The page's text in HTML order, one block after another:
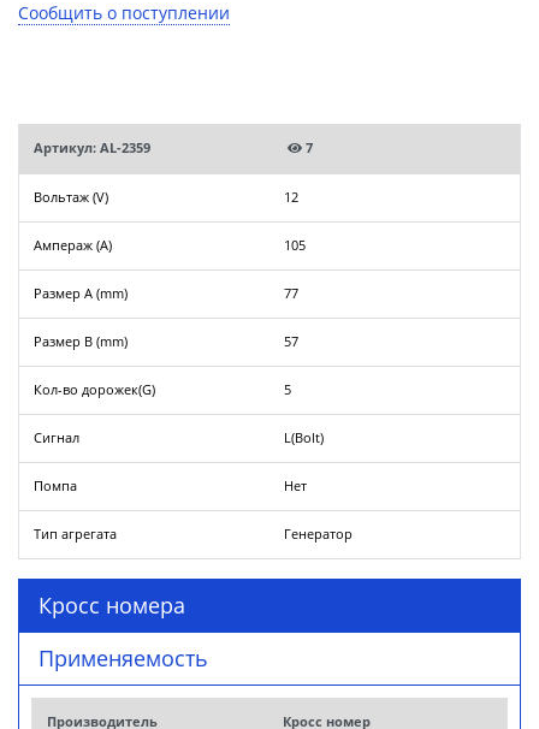
Сообщить о поступлении
Артикул: AL-2359 7
Вольтаж (V) 12
Ампераж (A) 105
Размер A (mm) 77
Размер B (mm) 57
Кол-во дорожек(G) 5
Сигнал L(Bolt)
Помпа Нет
Тип агрегата Генератор
Кросс номера
Применяемость
Производитель Кросс номер